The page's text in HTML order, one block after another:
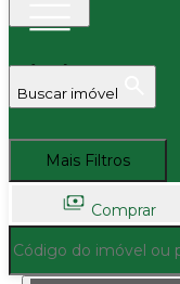
Buscar imóvel
Mais Filtros
Comprar